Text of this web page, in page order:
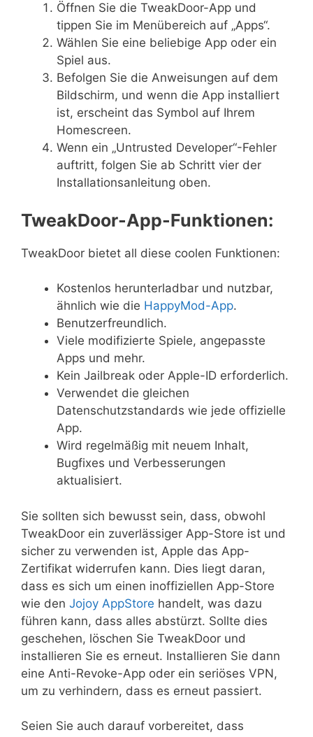
Öffnen Sie die TweakDoor-App und
tippen Sie im Menübereich auf „Apps“.
Wählen Sie eine beliebige App oder ein
Spiel aus.
Befolgen Sie die Anweisungen auf dem
Bildschirm, und wenn die App installiert
ist, erscheint das Symbol auf Ihrem
Homescreen.
Wenn ein „Untrusted Developer“-Fehler
auftritt, folgen Sie ab Schritt vier der
Installationsanleitung oben.
TweakDoor-App-Funktionen:
TweakDoor bietet all diese coolen Funktionen:
Kostenlos herunterladbar und nutzbar,
ähnlich wie die HappyMod-App.
Benutzerfreundlich.
Viele modifizierte Spiele, angepasste
Apps und mehr.
Kein Jailbreak oder Apple-ID erforderlich.
Verwendet die gleichen
Datenschutzstandards wie jede offizielle
App.
Wird regelmäßig mit neuem Inhalt,
Bugfixes und Verbesserungen
aktualisiert.
Sie sollten sich bewusst sein, dass, obwohl
TweakDoor ein zuverlässiger App-Store ist und
sicher zu verwenden ist, Apple das App-
Zertifikat widerrufen kann. Dies liegt daran,
dass es sich um einen inoffiziellen App-Store
wie den Jojoy AppStore handelt, was dazu
führen kann, dass alles abstürzt. Sollte dies
geschehen, löschen Sie TweakDoor und
installieren Sie es erneut. Installieren Sie dann
eine Anti-Revoke-App oder ein seriöses VPN,
um zu verhindern, dass es erneut passiert.
Seien Sie auch darauf vorbereitet, dass